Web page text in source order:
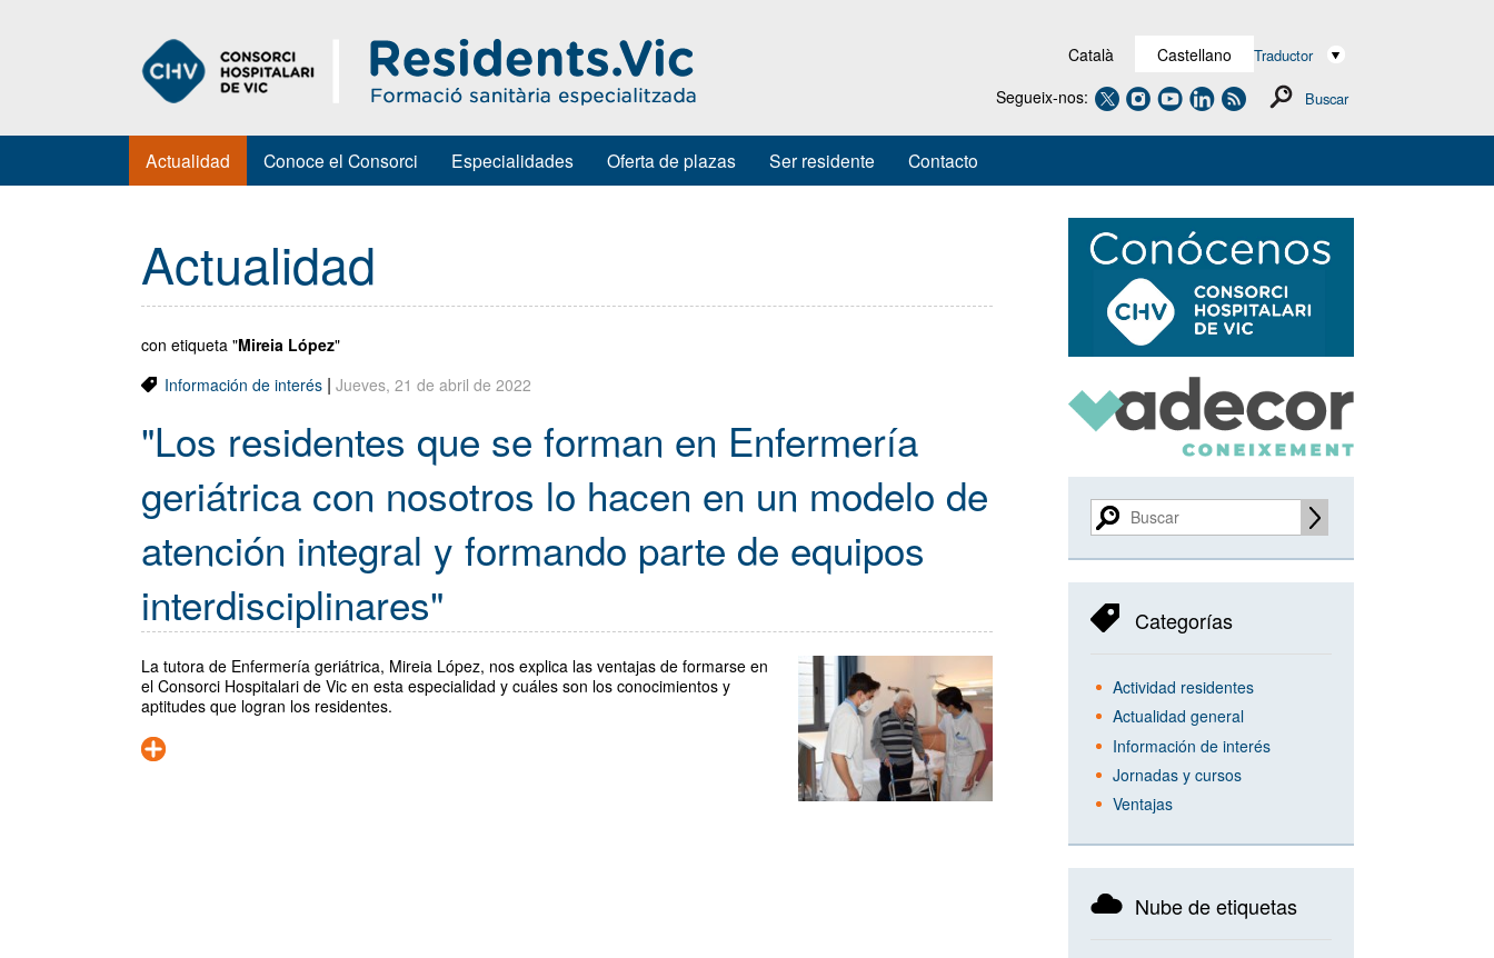
Català Castellano Traductor
Segueix-nos: Buscar
Actualidad Conoce el Consorci Especialidades Oferta de plazas Ser residente Contacto
Actualidad
con etiqueta "Mireia López"
Información de interés |Jueves, 21 de abril de 2022
"Los residentes que se forman en Enfermería
geriátrica con nosotros lo hacen en un modelo de
atención integral y formando parte de equipos
interdisciplinares"
La tutora de Enfermería geriátrica, Mireia López, nos explica las ventajas de formarse en
el Consorci Hospitalari de Vic en esta especialidad y cuáles son los conocimientos y
aptitudes que logran los residentes.
Navegación
secundaria
Categorías
Actividad residentes
Actualidad general
Información de interés
Jornadas y cursos
Ventajas
Nube de etiquetas